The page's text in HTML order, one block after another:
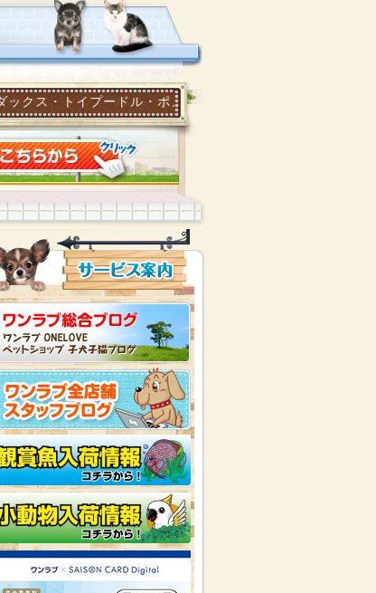
プードル・ポメラニアン他多数の子犬子猫が常時5000